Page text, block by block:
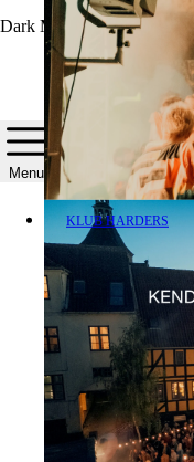
Dark Mode
Menu
KLUB HARDERS